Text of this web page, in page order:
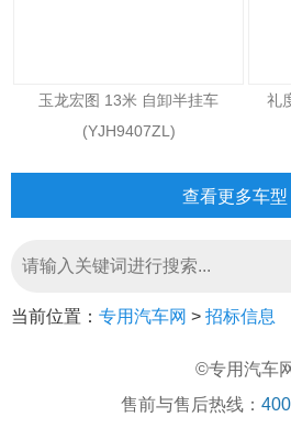
玉龙宏图 13米 自卸半挂车
(YJH9407ZL)
礼
查看更多车型
当前位置： 专用汽车网 > 招标信息
©专用汽车
售前与售后热线：